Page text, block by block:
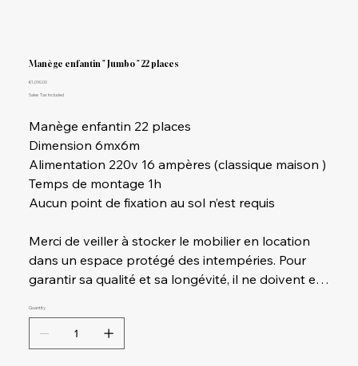
Manège enfantin " Jumbo " 22 places
Price
€1,090.00
Sales Tax Included
Manège enfantin 22 places
Dimension 6mx6m
Alimentation 220v 16 ampères (classique maison )
Temps de montage 1h
Aucun point de fixation au sol n’est requis
Merci de veiller à stocker le mobilier en location
dans un espace protégé des intempéries. Pour
garantir sa qualité et sa longévité, il ne doivent en
Quantity